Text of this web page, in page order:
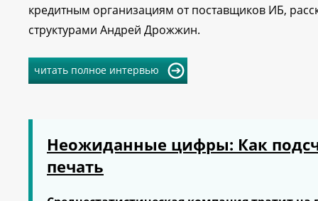
кредитным организациям от поставщиков ИБ,
структурами Андрей Дрожжин.
читать полное интервью
Неожиданные цифры: Как
печать